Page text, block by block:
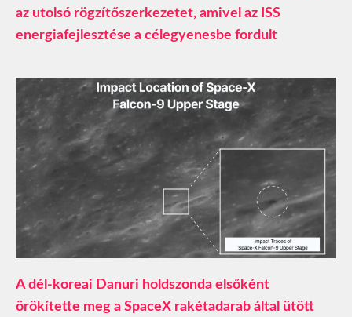
az utolsó rögzítőszerkezetet, amivel az ISS
energiafejlesztése a célegyenesbe fordult
A dél-koreai Danuri holdszonda elsőként
örökítette meg a SpaceX rakétadarab által ütött